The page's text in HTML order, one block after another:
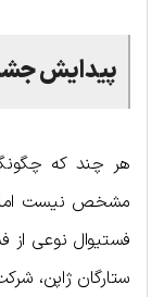
پیدایش
هر چند که
مشخص نیست اما
فستیوال نوعی از
ستارگان ژاپن،